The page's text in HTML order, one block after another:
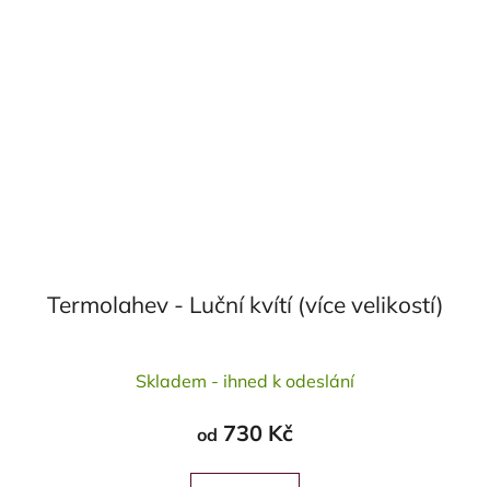
Termolahev - Luční kvítí (více velikostí)
hodnocení
je
5,0
Skladem - ihned k odeslání
od 730 Kč